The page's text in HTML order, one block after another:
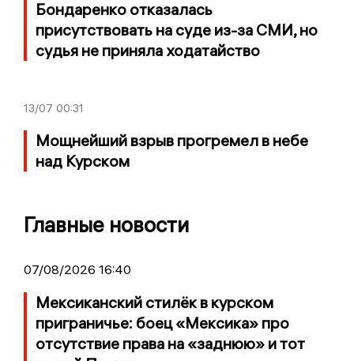
Бондаренко отказалась
присутствовать на суде из-за СМИ, но
судья не приняла ходатайство
13/07 00:31
Мощнейший взрыв прогремел в небе
над Курском
Главные новости
07/08/2026 16:40
Мексиканский стилёк в курском
приграничье: боец «Мексика» про
отсутствие права на «заднюю» и тот